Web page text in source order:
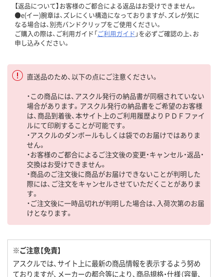
【返品について】お客様のご都合による返品はお受けできません。
●e(イー)腕章は、ズレにくい構造になっておりますが、ズレが気に
なる場合は、別売バンドクリップをご使用ください。
ご購入の際は、ご利用ガイド「ご利用ガイド 」を必ずご確認の上、お
申し込みください。
直送品のため、以下の点にご注意ください。
・この商品には、アスクル発行の納品書が同梱されていない
場合があります。アスクル発行の納品書をご希望のお客様
は、商品到着後、本サイト上のご利用履歴よりＰＤＦファイ
ルにて印刷することが可能です。
・アスクルのダンボールもしくは袋でのお届けではありま
せん。
・お客様のご都合によるご注文後の変更・キャンセル・返品・
交換はお受けできません。
・商品のご注文後に商品がお届けできないことが判明した
際には、ご注文をキャンセルさせていただくことがありま
す。
・ご注文後に一時品切れが判明した場合は、入荷次第のお届
けとなります。
※ご注意【免責】
アスクルでは、サイト上に最新の商品情報を表示するよう努め
ておりますが、メーカーの都合等により、商品規格・仕様（容量、